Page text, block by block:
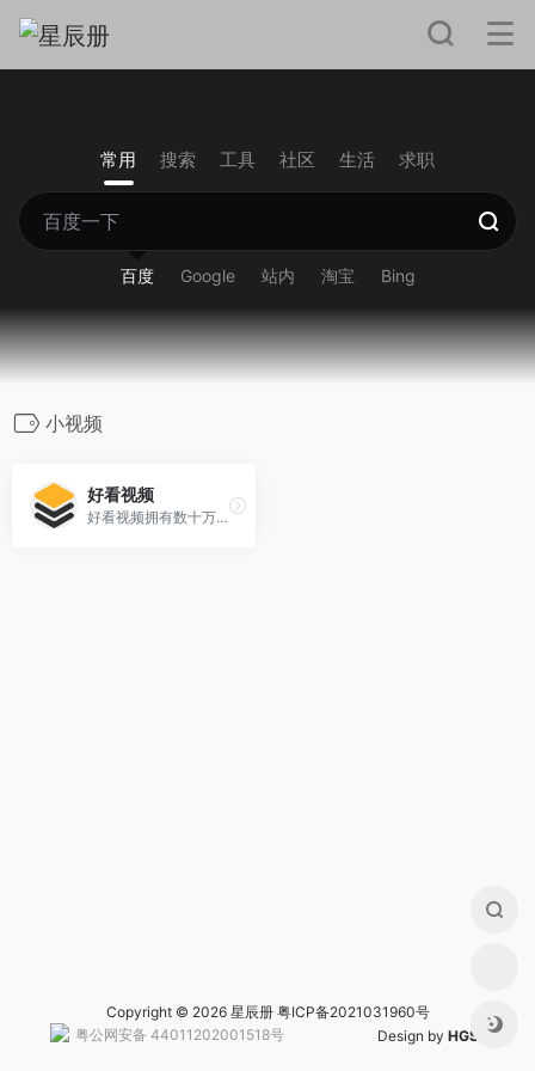
常用 搜索 工具 社区 生活 求职
百度 Google 站内 淘宝 Bing
小视频
好看视频
好看视频拥有数十万视频创作者，独家海量高清短视频
Copyright © 2026 星辰册 粤ICP备2021031960号
粤公网安备 44011202001518号Design by HGS